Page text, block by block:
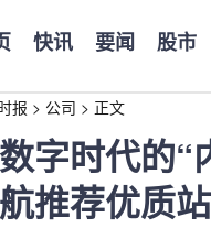
快讯 要闻 股市
报 > 公司 > 正文
字时代的
推荐优质